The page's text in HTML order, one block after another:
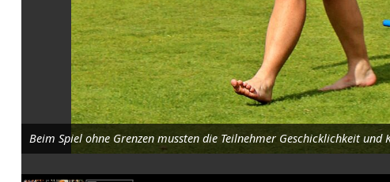
aBeim Spiel ohne Grenzen mussten die Teilnehmer Geschicklichkeit und